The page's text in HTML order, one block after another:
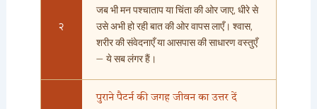
२
जब भी मन पश्चाताप या चिंता की ओर जाए, धीरे से
उसे अभी हो रही बात की ओर वापस लाएँ। श्वास,
शरीर की संवेदनाएँ या आसपास की साधारण वस्तुएँ
— ये सब लंगर हैं।
पुराने पैटर्न की जगह जीवन का उत्तर दें